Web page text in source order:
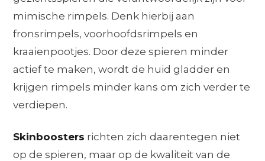
mimische rimpels. Denk hierbij aan
fronsrimpels, voorhoofdsrimpels en
kraaienpootjes. Door deze spieren minder
actief te maken, wordt de huid gladder en
krijgen rimpels minder kans om zich verder te
verdiepen.
Skinboosters richten zich daarentegen niet
op de spieren, maar op de kwaliteit van de